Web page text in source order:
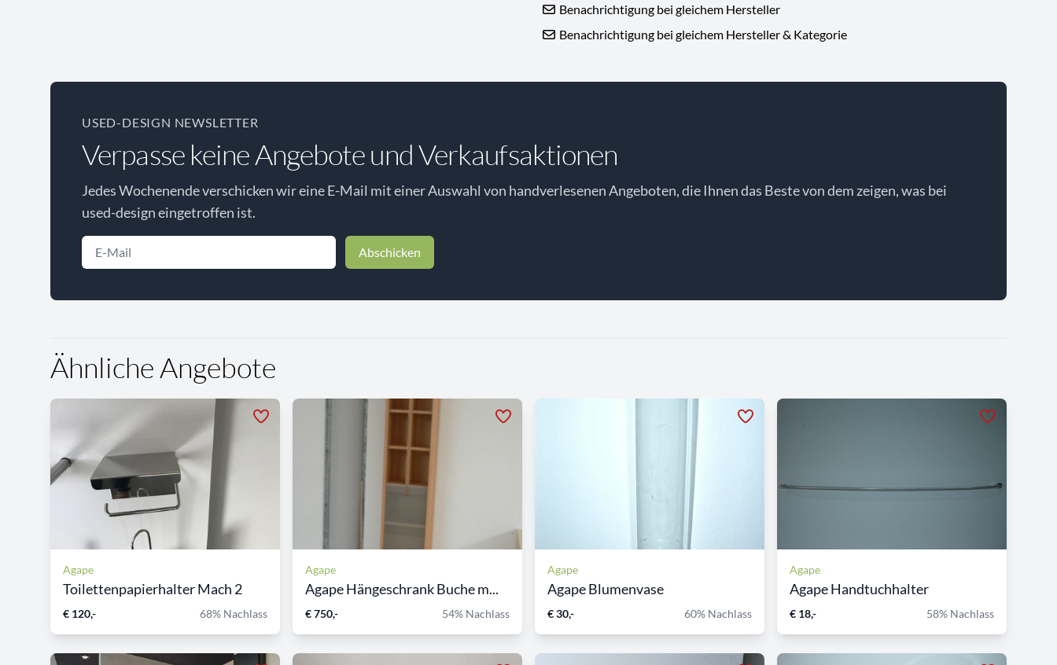
Benachrichtigung bei gleichem Hersteller
Benachrichtigung bei gleichem Hersteller & Kategorie
USED-DESIGN NEWSLETTER
Verpasse keine Angebote und Verkaufsaktionen
Jedes Wochenende verschicken wir eine E-Mail mit einer Auswahl von handverlesenen Angeboten, die Ihnen das Beste von dem zeigen, was bei
used-design eingetroffen ist.
Abschicken
Ähnliche Angebote
Agape
Toilettenpapierhalter Mach 2
€ 120,- 68% Nachlass
Agape
Agape Hängeschrank Buche m...
€ 750,- 54% Nachlass
Agape
Agape Blumenvase
€ 30,- 60% Nachlass
Agape
Agape Handtuchhalter
€ 18,- 58% Nachlass